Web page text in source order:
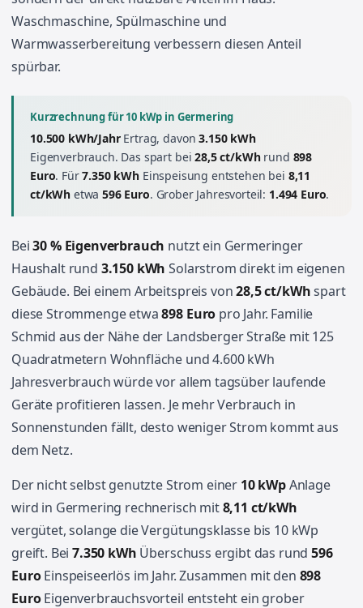
Waschmaschine, Spülmaschine und
Warmwasserbereitung verbessern diesen Anteil
spürbar.
Kurzrechnung für 10 kWp in Germering
10.500 kWh/JahrErtrag, davon3.150 kWh
Eigenverbrauch. Das spart bei28,5 ct/kWhrund 898
Euro. Für7.350 kWhEinspeisung entstehen bei 8,11
ct/kWh etwa596 Euro. Grober Jahresvorteil: 1.494 Euro.
Bei30 % Eigenverbrauch nutzt ein Germeringer
Haushalt rund 3.150 kWh Solarstrom direkt im eigenen
Gebäude. Bei einem Arbeitspreis von28,5 ct/kWhspart
diese Strommenge etwa898 Euro pro Jahr. Familie
Schmid aus der Nähe der Landsberger Straße mit 125
Quadratmetern Wohnfläche und 4.600 kWh
Jahresverbrauch würde vor allem tagsüber laufende
Geräte profitieren lassen. Je mehr Verbrauch in
Sonnenstunden fällt, desto weniger Strom kommt aus
dem Netz.
Der nicht selbst genutzte Strom einer 10 kWpAnlage
wird in Germering rechnerisch mit8,11 ct/kWh
vergütet, solange die Vergütungsklasse bis 10 kWp
greift. Bei7.350 kWh Überschuss ergibt das rund596
EuroEinspeiseerlös im Jahr. Zusammen mit den 898
EuroEigenverbrauchsvorteil entsteht ein grober